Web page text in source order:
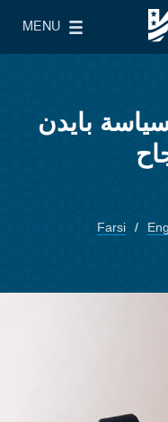
MENU
Main Menu
بايدن
Farsi